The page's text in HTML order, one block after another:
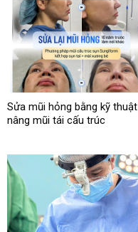
Sửa mũi hỏng bằng kỹ thuật
nâng mũi tái cấu trúc